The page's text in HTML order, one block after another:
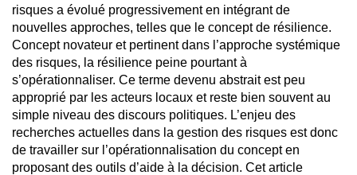
risques a évolué progressivement en intégrant de
nouvelles approches, telles que le concept de résilience.
Concept novateur et pertinent dans l’approche systémique
des risques, la résilience peine pourtant à
s’opérationnaliser. Ce terme devenu abstrait est peu
approprié par les acteurs locaux et reste bien souvent au
simple niveau des discours politiques. L’enjeu des
recherches actuelles dans la gestion des risques est donc
de travailler sur l’opérationnalisation du concept en
proposant des outils d’aide à la décision. Cet article